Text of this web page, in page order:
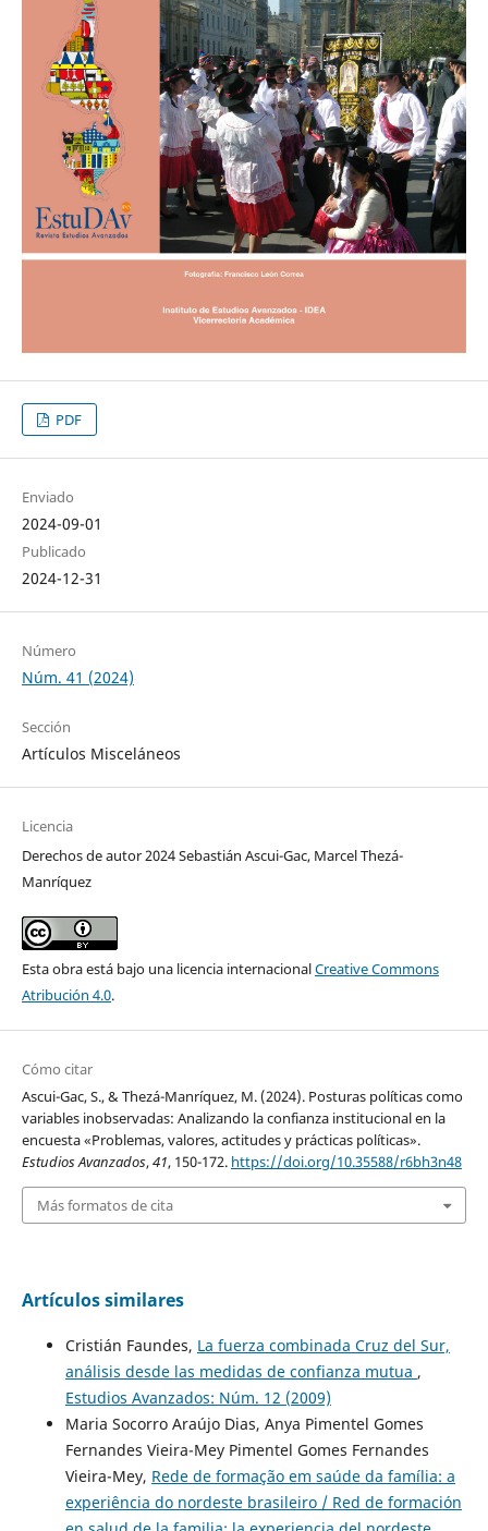
PDF
Enviado
2024-09-01
Publicado
2024-12-31
Número
Núm. 41 (2024)
Sección
Artículos Misceláneos
Licencia
Derechos de autor 2024 Sebastián Ascui-Gac, Marcel Thezá-
Manríquez
Esta obra está bajo una licencia internacionalCreative Commons
Atribución 4.0.
Cómo citar
Ascui-Gac, S., & Thezá-Manríquez, M. (2024). Posturas políticas como
variables inobservadas: Analizando la confianza institucional en la
encuesta «Problemas, valores, actitudes y prácticas políticas».
Estudios Avanzados,41, 150-172. https://doi.org/10.35588/r6bh3n48
Más formatos de cita
Artículos similares
Cristián Faundes, La fuerza combinada Cruz del Sur,
análisis desde las medidas de confianza mutua ,
Estudios Avanzados: Núm. 12 (2009)
Maria Socorro Araújo Dias, Anya Pimentel Gomes
Fernandes Vieira-Mey Pimentel Gomes Fernandes
Vieira-Mey, Rede de formação em saúde da família: a
experiência do nordeste brasileiro / Red de formación